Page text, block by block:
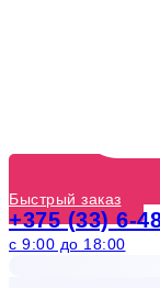
Быстрый заказ
+375 (33) 6-
с 9:00 до 18:00